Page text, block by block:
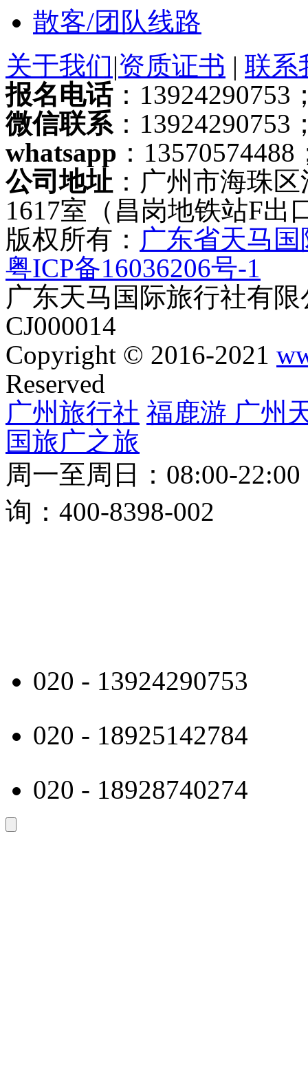
散客/团队线路
关于我们|资质证书 | 联系
报名电话：13924290753
微信联系 ：13924290753
whatsapp ：13570574488
公司地址 ：广州市海珠
1617室（昌岗地铁站F出
版权所有： 广东省天马
粤ICP备16036206号-1
广东天马国际旅行社有
CJ000014
Copyright © 2016-2021
Reserved
广州旅行社 福鹿游 广州
国旅广之旅
周一至周日：08:00-
询：400-8398-002
020 - 13924290753
020 - 18925142784
020 - 18928740274